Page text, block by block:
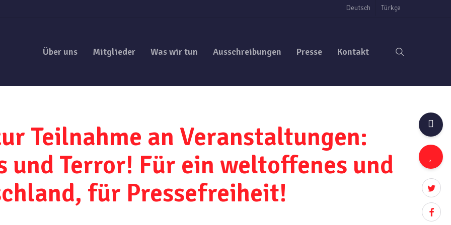
twitter
Deutsch Türkçe
Über uns Mitglieder Was wir tun Ausschreibungen Presse Kontakt
Teilnahme an Veranstaltungen:
und Terror! Für ein weltoffenes und
für Pressefreiheit!